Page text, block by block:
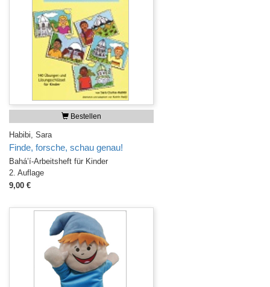
Bestellen
Habibi, Sara
Finde, forsche, schau genau!
Bahá’í-Arbeitsheft für Kinder
2. Auflage
9,00 €